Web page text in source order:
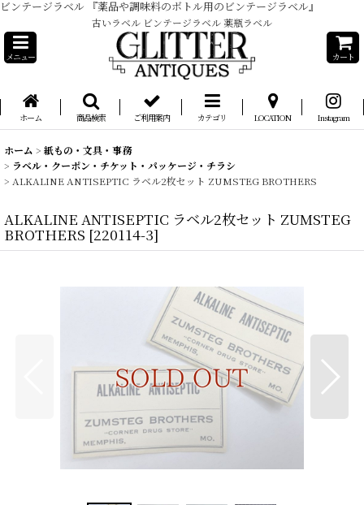
ビンテージラベル 『薬品や調味料のボトル用のビンテージラベル』
古いラベル ビンテージラベル 薬瓶ラベル
メニュー カート
ホーム 商品検索 ご利用案内 カテゴリ LOCATION Instagram
ホーム > 紙もの・文具・事務
> ラベル・クーポン・チケット・パッケージ・チラシ
> ALKALINE ANTISEPTIC ラベル2枚セット ZUMSTEG BROTHERS
ALKALINE ANTISEPTIC ラベル2枚セット ZUMSTEG
BROTHERS [220114-3]